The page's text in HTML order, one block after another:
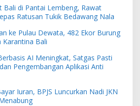
Bali di Pantai Lembeng, Rawat
Ratusan Tukik Bedawang Nala
ke Pulau Dewata, 482 Ekor Burung
Bali
AI Meningkat, Satgas Pasti
Pengembangan Aplikasi Anti
Iuran, BPJS Luncurkan Nadi JKN